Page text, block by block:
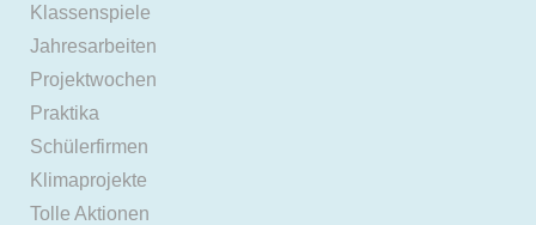
Klassenspiele
Jahresarbeiten
Projektwochen
Praktika
Schülerfirmen
Klimaprojekte
Tolle Aktionen